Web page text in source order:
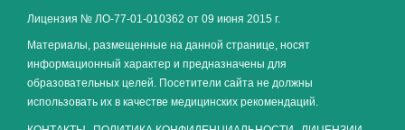
Лицензия № ЛО-77-01-010362 от 09 июня 2015 г.
Материалы, размещенные на данной странице, носят
информационный характер и предназначены для
образовательных целей. Посетители сайта не должны
использовать их в качестве медицинских рекомендаций.